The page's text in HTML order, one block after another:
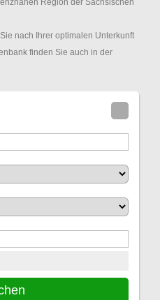
nach Ihrer optimalen Unterkunft
finden Sie auch in der